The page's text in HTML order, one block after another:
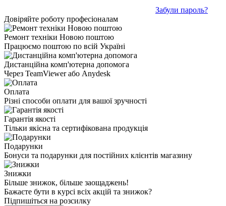
Забули пароль?
Довіряйте роботу професіоналам
Ремонт техніки Новою поштою
Працюємо поштою по всій Україні
Дистанційна комп'ютерна допомога
Через TeamViewer або Anydesk
Оплата
Різні способи оплати для вашої зручності
Гарантія якості
Тільки якісна та сертифікована продукція
Подарунки
Бонуси та подарунки для постійних клієнтів магазину
Знижки
Більше знижок, більше заощаджень!
Бажаєте бути в курсі всіх акцій та знижок?
Підпишіться на розсилку